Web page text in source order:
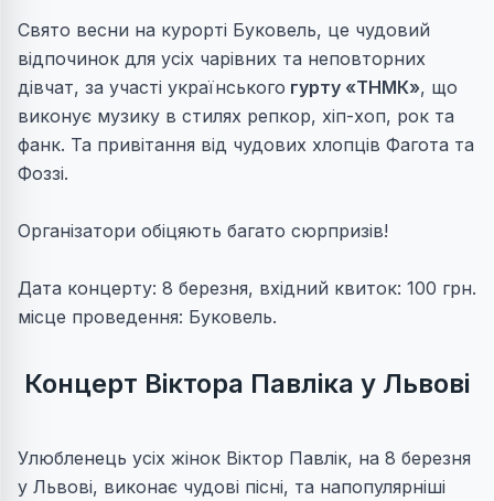
Свято весни на курорті Буковель, це чудовий
відпочинок для усіх чарівних та неповторних
дівчат, за участі українського гурту «ТНМК», що
виконує музику в стилях репкор, хіп-хоп, рок та
фанк. Та привітання від чудових хлопців Фагота та
Фоззі.
Організатори обіцяють багато сюрпризів!
Дата концерту: 8 березня, вхідний квиток: 100 грн.
місце проведення: Буковель.
Концерт Віктора Павліка у Львові
Улюбленець усіх жінок Віктор Павлік, на 8 березня
у Львові, виконає чудові пісні, та напопулярніші